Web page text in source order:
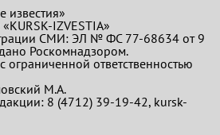
известия»
IZVESTIA»
СМИ: ЭЛ № ФС 77-68634 от 9
Роскомнадзором.
ограниченной ответственностью
М.А.
8 (4712) 39-19-42, kursk-